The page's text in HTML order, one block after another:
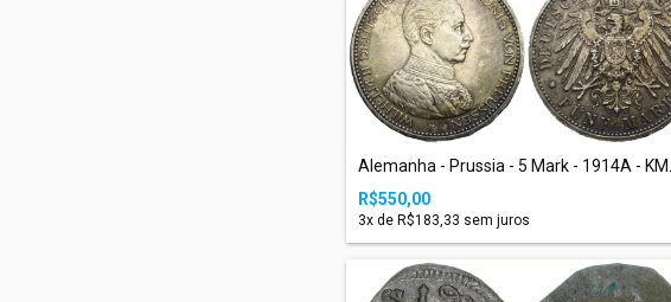
Alemanha - Prussia - 5 Mark - 1914A - KM...
R$550,00
3x de R$183,33 sem juros